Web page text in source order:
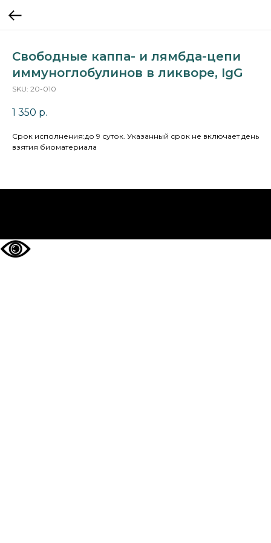
Свободные каппа- и лямбда-цепи
иммуноглобулинов в ликворе, IgG
SKU: 20-010
1 350 р.
Cрок исполнения:до 9 суток. Указанный срок не включает день
взятия биоматериала